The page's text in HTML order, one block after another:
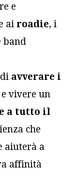
e
ai roadie, i
band
avverare i
e vivere un
a tutto il
che
aiuterà a
affinità